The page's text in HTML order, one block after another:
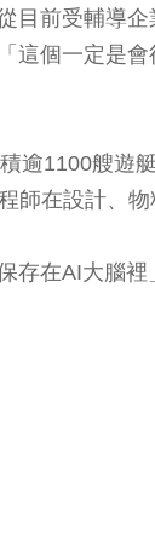
前受輔導
個一定是
逾1100艘
在設計、
在AI大腦裡